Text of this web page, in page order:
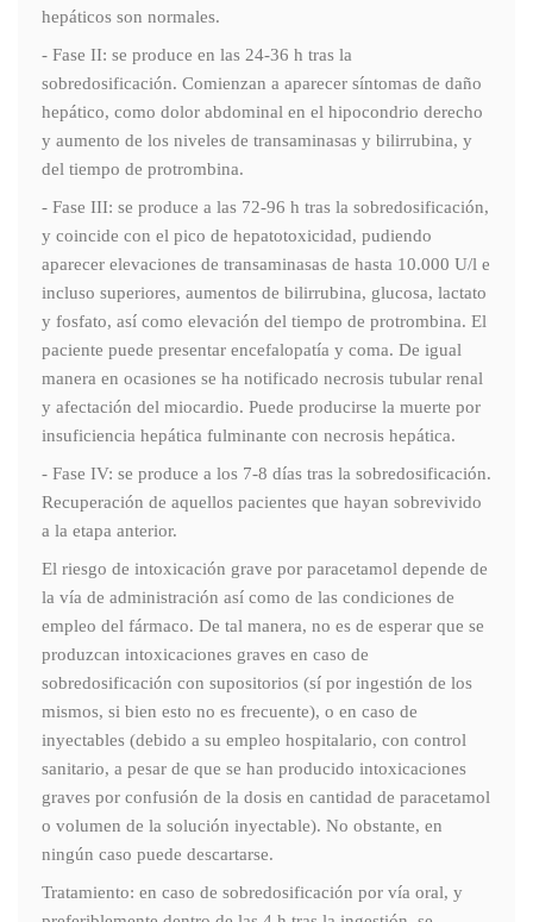
hepáticos son normales.
- Fase II: se produce en las 24-36 h tras la
sobredosificación. Comienzan a aparecer síntomas de daño
hepático, como dolor abdominal en el hipocondrio derecho
y aumento de los niveles de transaminasas y bilirrubina, y
del tiempo de protrombina.
- Fase III: se produce a las 72-96 h tras la sobredosificación,
y coincide con el pico de hepatotoxicidad, pudiendo
aparecer elevaciones de transaminasas de hasta 10.000 U/l e
incluso superiores, aumentos de bilirrubina, glucosa, lactato
y fosfato, así como elevación del tiempo de protrombina. El
paciente puede presentar encefalopatía y coma. De igual
manera en ocasiones se ha notificado necrosis tubular renal
y afectación del miocardio. Puede producirse la muerte por
insuficiencia hepática fulminante con necrosis hepática.
- Fase IV: se produce a los 7-8 días tras la sobredosificación.
Recuperación de aquellos pacientes que hayan sobrevivido
a la etapa anterior.
El riesgo de intoxicación grave por paracetamol depende de
la vía de administración así como de las condiciones de
empleo del fármaco. De tal manera, no es de esperar que se
produzcan intoxicaciones graves en caso de
sobredosificación con supositorios (sí por ingestión de los
mismos, si bien esto no es frecuente), o en caso de
inyectables (debido a su empleo hospitalario, con control
sanitario, a pesar de que se han producido intoxicaciones
graves por confusión de la dosis en cantidad de paracetamol
o volumen de la solución inyectable). No obstante, en
ningún caso puede descartarse.
Tratamiento: en caso de sobredosificación por vía oral, y